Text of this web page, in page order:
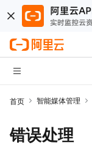
首页 智能媒体管理
错误处理